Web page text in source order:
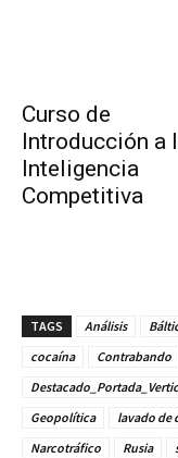
Curso de
Introducción a
Inteligencia
Competitiva
TAGS Análisis
cocaína
Contrabando
Geopolítica
lavado de
Narcotráfico
Rusia